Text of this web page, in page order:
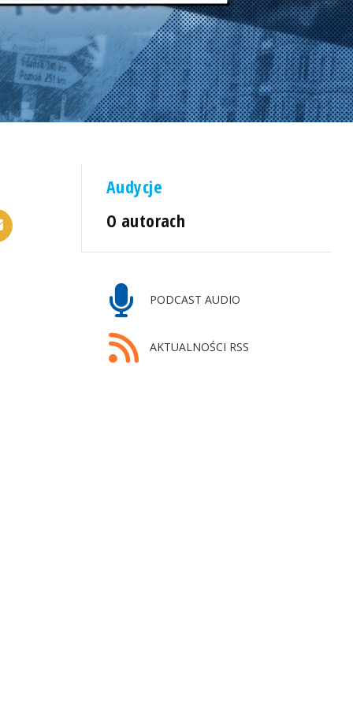
Audycje
O autorach
PODCAST AUDIO
AKTUALNOŚCI RSS